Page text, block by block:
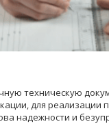
техническую
для реализации
надежности и